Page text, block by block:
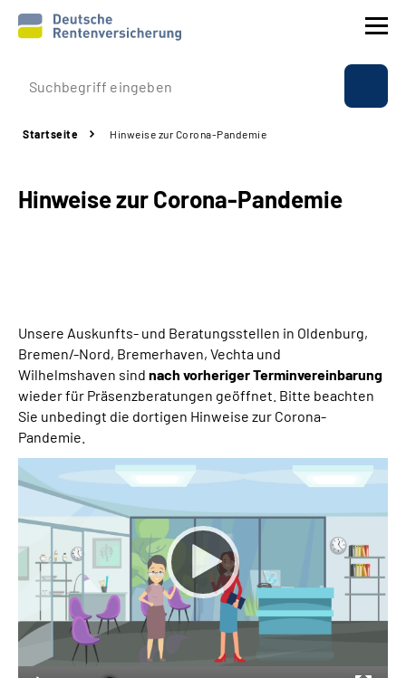
Prävention
Rente
Über uns & Presse
Online-Services
Language
Inhalte in Gebärdensprache (DGS)
Leichte Sprache
Startseite Hinweise zur Corona-Pandemie
Hinweise zur Corona-Pandemie
Unsere Auskunfts- und Beratungsstellen in Oldenburg,
Bremen/-Nord, Bremerhaven, Vechta und
Wilhelmshaven sind nach vorheriger Terminvereinbarung
wieder für Präsenzberatungen geöffnet. Bitte beachten
Sie unbedingt die dortigen Hinweise zur Corona-
Pandemie.